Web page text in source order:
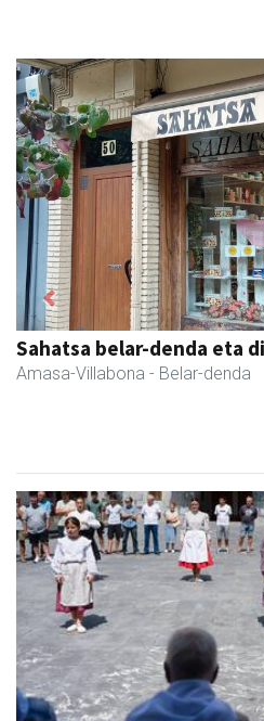
Fleming Herri Eskola
Amasa-Villabona - Hezkuntza
Previous